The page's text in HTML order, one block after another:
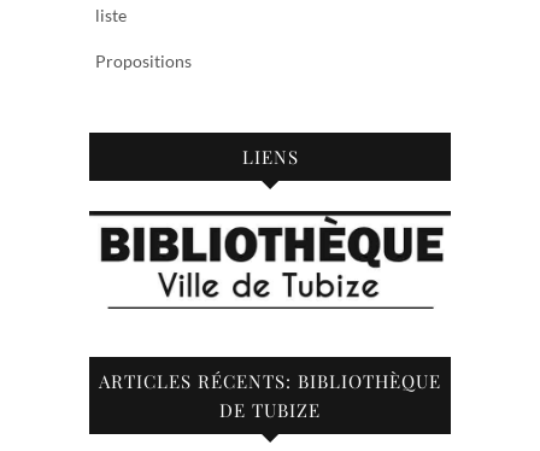
liste
Propositions
LIENS
ARTICLES RÉCENTS: BIBLIOTHÈQUE
DE TUBIZE